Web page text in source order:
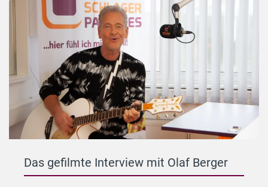
Das gefilmte Interview mit Olaf Berger